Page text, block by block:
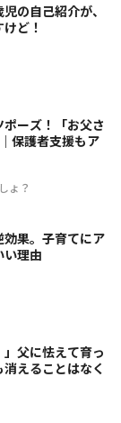
の自己紹介が、
ど！
ょ？
ポーズ！「お父さ
保護者支援もア
果。子育てにア
い理由
」父に怯えて育っ
えることはなく